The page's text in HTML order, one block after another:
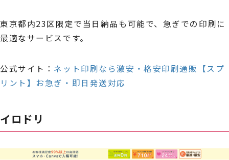
東京都内23区限定で当日納品も可能で、急ぎでの印刷に
最適なサービスです。
公式サイト： ネット印刷なら激安・格安印刷通販【スプ
リント】お急ぎ・即日発送対応
イロドリ